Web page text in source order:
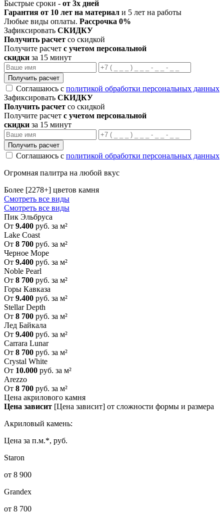
Быстрые сроки - от 3х дней
Гарантия от 10 лет на материал и 5 лет на работы
Любые виды оплаты. Рассрочка 0%
Зафиксировать СКИДКУ
Получить расчет со скидкой
Получите расчет с учетом персональной
скидки за 15 минут
Получить расчет
Соглашаюсь с политикой обработки персональных данных
Зафиксировать СКИДКУ
Получить расчет со скидкой
Получите расчет с учетом персональной
скидки за 15 минут
Получить расчет
Соглашаюсь с политикой обработки персональных данных
Огромная палитра на любой вкус
Более [2278+] цветов камня
Смотреть все виды
Смотреть все виды
Пик Эльбруса
От 9.400 руб. за м²
Lake Coast
От 8 700 руб. за м²
Черное Море
От 9.400 руб. за м²
Noble Pearl
От 8 700 руб. за м²
Горы Кавказа
От 9.400 руб. за м²
Stellar Depth
От 8 700 руб. за м²
Лед Байкала
От 9.400 руб. за м²
Carrara Lunar
От 8 700 руб. за м²
Crystal White
От 10.000 руб. за м²
Arezzo
От 8 700 руб. за м²
Цена акрилового камня
Цена зависит [Цена зависит] от сложности формы и размера
Акриловый камень:
Цена за п.м.*, руб.
Staron
от 8 900
Grandex
от 8 700